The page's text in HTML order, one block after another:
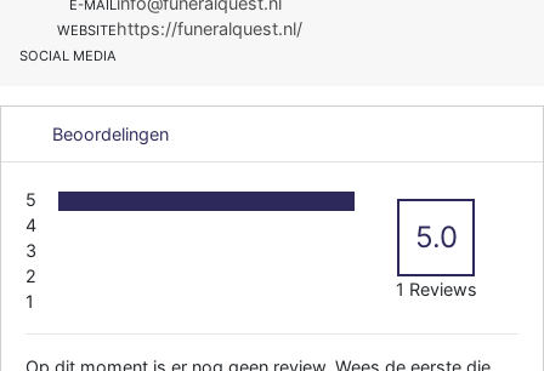
E-MAIL
WEBSITEhttps://funeralquest.nl/
SOCIAL MEDIA
Beoordelingen
5
4
3
2
1
5.0
1 Reviews
Op dit moment is er nog geen review. Wees de eerste die